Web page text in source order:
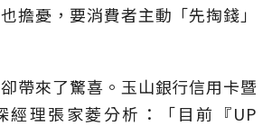
擔憂，要消費者主動「先掏錢」
帶來了驚喜。玉山銀行信用卡暨
經理張家菱分析：「目前『UP